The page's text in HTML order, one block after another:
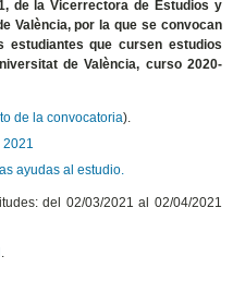
de la Vicerrectora de Estudios y
València, por la que se convocan
que cursen estudios
de València, curso 2020-
de la convocatoria).
2021
ayudas al estudio.
del 02/03/2021 al 02/04/2021
.